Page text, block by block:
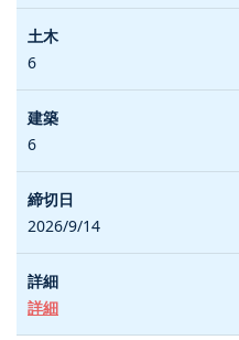
6
6
2026/9/14
詳細